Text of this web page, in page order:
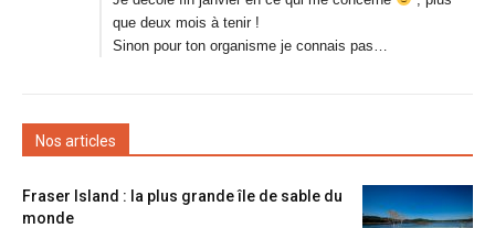
que deux mois à tenir !
Sinon pour ton organisme je connais pas…
Nos articles
Fraser Island : la plus grande île de sable du
monde